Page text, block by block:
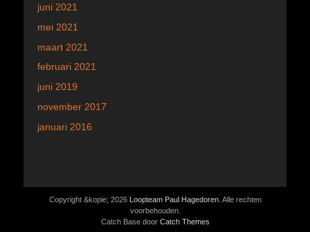
juni 2021
mei 2021
maart 2021
februari 2021
juni 2019
november 2017
januari 2016
Copyright &kopie; 2026 Loopteam Paul Hagedoren. Alle rechten
voorbehouden.
Catch Base door Catch Themes